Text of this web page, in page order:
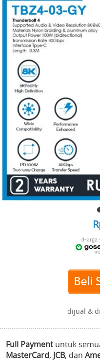
(Harga
dijual &
Full Payment untuk
MasterCard, JCB, dan